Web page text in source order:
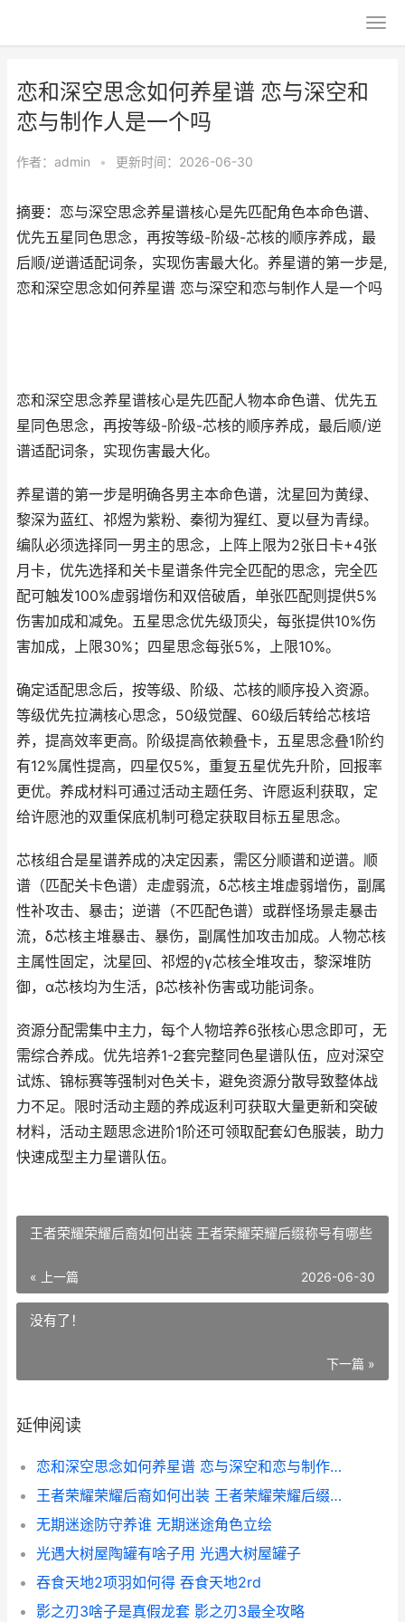
恋和深空思念如何养星谱 恋与深空和
恋与制作人是一个吗
作者： admin • 更新时间：2026-06-30
摘要：恋与深空思念养星谱核心是先匹配角色本命色谱、
优先五星同色思念，再按等级-阶级-芯核的顺序养成，最
后顺/逆谱适配词条，实现伤害最大化。养星谱的第一步是,
恋和深空思念如何养星谱 恋与深空和恋与制作人是一个吗
恋和深空思念养星谱核心是先匹配人物本命色谱、优先五
星同色思念，再按等级-阶级-芯核的顺序养成，最后顺/逆
谱适配词条，实现伤害最大化。
养星谱的第一步是明确各男主本命色谱，沈星回为黄绿、
黎深为蓝红、祁煜为紫粉、秦彻为猩红、夏以昼为青绿。
编队必须选择同一男主的思念，上阵上限为2张日卡+4张
月卡，优先选择和关卡星谱条件完全匹配的思念，完全匹
配可触发100%虚弱增伤和双倍破盾，单张匹配则提供5%
伤害加成和减免。五星思念优先级顶尖，每张提供10%伤
害加成，上限30%；四星思念每张5%，上限10%。
确定适配思念后，按等级、阶级、芯核的顺序投入资源。
等级优先拉满核心思念，50级觉醒、60级后转给芯核培
养，提高效率更高。阶级提高依赖叠卡，五星思念叠1阶约
有12%属性提高，四星仅5%，重复五星优先升阶，回报率
更优。养成材料可通过活动主题任务、许愿返利获取，定
给许愿池的双重保底机制可稳定获取目标五星思念。
芯核组合是星谱养成的决定因素，需区分顺谱和逆谱。顺
谱（匹配关卡色谱）走虚弱流，δ芯核主堆虚弱增伤，副属
性补攻击、暴击；逆谱（不匹配色谱）或群怪场景走暴击
流，δ芯核主堆暴击、暴伤，副属性加攻击加成。人物芯核
主属性固定，沈星回、祁煜的γ芯核全堆攻击，黎深堆防
御，α芯核均为生活，β芯核补伤害或功能词条。
资源分配需集中主力，每个人物培养6张核心思念即可，无
需综合养成。优先培养1-2套完整同色星谱队伍，应对深空
试炼、锦标赛等强制对色关卡，避免资源分散导致整体战
力不足。限时活动主题的养成返利可获取大量更新和突破
材料，活动主题思念进阶1阶还可领取配套幻色服装，助力
快速成型主力星谱队伍。
王者荣耀荣耀后裔如何出装 王者荣耀荣耀后缀称号有哪些
« 上一篇 2026-06-30
没有了！
下一篇 »
延伸阅读
恋和深空思念如何养星谱 恋与深空和恋与制作人是一个吗
王者荣耀荣耀后裔如何出装 王者荣耀荣耀后缀称号有哪些
无期迷途防守养谁 无期迷途角色立绘
光遇大树屋陶罐有啥子用 光遇大树屋罐子
吞食天地2项羽如何得 吞食天地2rd
影之刃3啥子是真假龙套 影之刃3最全攻略